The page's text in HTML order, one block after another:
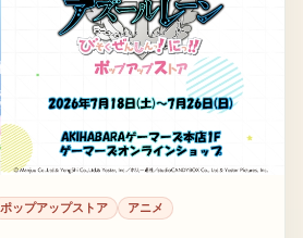
ポップアップストア
アニメ